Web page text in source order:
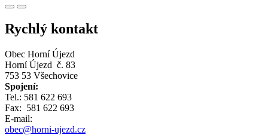
Rychlý kontakt
Obec Horní Újezd
Horní Újezd č. 83
753 53 Všechovice
Spojení:
Tel.: 581 622 693
Fax: 581 622 693
E-mail:
obec@horni-ujezd.cz